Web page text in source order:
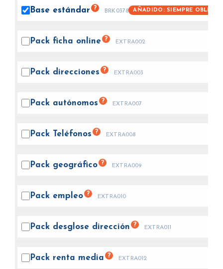
Base estándar ? BRK0378 AÑADIDO: SIEMPRE
Pack ficha online ? EXTRA002
Pack direcciones ? EXTRA003
Pack autónomos ? EXTRA007
Pack Teléfonos ? EXTRA008
Pack geográfico ? EXTRA009
Pack empleo ? EXTRA010
Pack desglose dirección ? EXTRA011
Pack renta media ? EXTRA012